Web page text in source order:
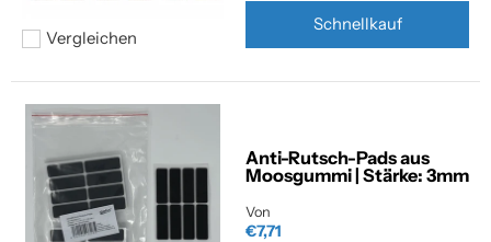
Hinzufügen zum vergleichen
Vergleichen
Schnellkauf
Anti-Rutsch-Pads aus
Moosgummi | Stärke: 3mm
Von
€7,71